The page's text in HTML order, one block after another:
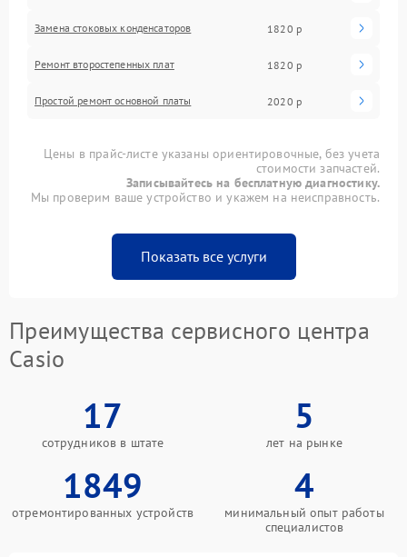
Замена стоковых конденсаторов 1820 р
Ремонт второстепенных плат 1820 р
Простой ремонт основной платы 2020 р
Цены в прайс-листе указаны ориентировочные, без учета
стоимости запчастей.
Записывайтесь на бесплатную диагностику.
Мы проверим ваше устройство и укажем на неисправность.
Показать все услуги
Преимущества сервисного центра
Casio
17
сотрудников в штате
5
лет на рынке
1849
отремонтированных устройств
4
минимальный опыт работы
специалистов